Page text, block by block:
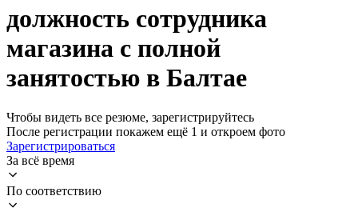
должность сотрудника
магазина с полной
занятостью в Балтае
Чтобы видеть все резюме, зарегистрируйтесь
После регистрации покажем ещё 1 и откроем фото
Зарегистрироваться
За всё время
По соответствию